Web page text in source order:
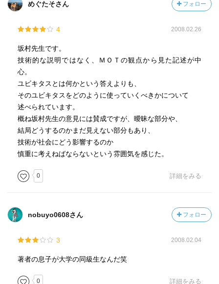
ユーチューブが登場した歴史を振り返ると、
著作権など情報を保護する制度を変容させてきたのだ。
ユビキタスネットワークを実現する「uID」の技術にもその
「ソーシャルイノベーション」が不可欠なのである。
インフラとなる技術は、全世界が認めてくれない限り広ま
らないからだ。
筆者は
日本がこれまでの既成概念をかなぐり捨て、世界をリード
「日本のソーシャルイノベーションに強く働き掛けること
ができる人物になりたい」と強く思った。
ユビキタスの意味を知るためでもいい、
ユビキタスが実現した未来社会を垣間見るためでもいい、
社会の新しい可能性を知りたい人は本書を手に取るとい
めぐたそさん フォロー
4 2008.02.26
坂村先生です。
技術的な説明ではなく、ＭＯＴの観点から見た記述が中
心。
ユビキタスとは何かという答えよりも、
そのユビキタスをどのように使っていくべきかについて
述べられています。
概ね坂村先生の意見には賛成ですが、曖昧な部分や、
結局どうするのかまだ見えない部分もあり、
技術が社会にどう影響するのか
慎重に考えねばならないという雰囲気を感じた。
0 詳細をみる
nobuyo0608さん フォロー
3 2008.02.04
著者の息子が大学の同級生なんだ笑
0 詳細をみる